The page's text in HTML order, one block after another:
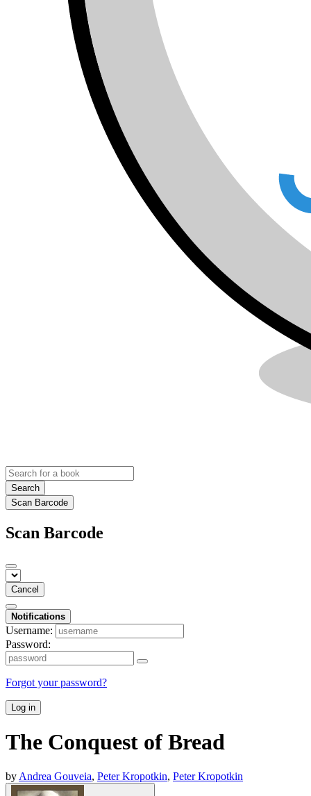
Search
Scan Barcode
Scan Barcode
Cancel
Notifications
Username:
Password:
Forgot your password?
Log in
The Conquest of Bread
by Andrea Gouveia, Peter Kropotkin, Peter Kropotkin